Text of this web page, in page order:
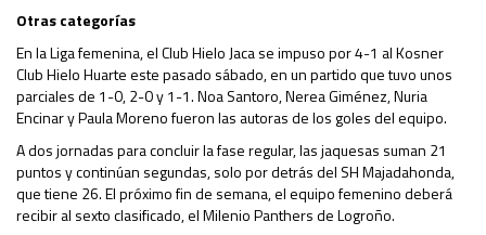
Otras categorías
En la Liga femenina, el Club Hielo Jaca se impuso por 4-1 al Kosner
Club Hielo Huarte este pasado sábado, en un partido que tuvo unos
parciales de 1-0, 2-0 y 1-1. Noa Santoro, Nerea Giménez, Nuria
Encinar y Paula Moreno fueron las autoras de los goles del equipo.
A dos jornadas para concluir la fase regular, las jaquesas suman 21
puntos y continúan segundas, solo por detrás del SH Majadahonda,
que tiene 26. El próximo fin de semana, el equipo femenino deberá
recibir al sexto clasificado, el Milenio Panthers de Logroño.